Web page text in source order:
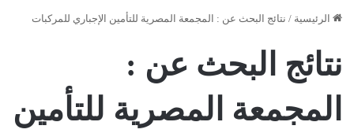
الرئيسية / نتائج البحث عن : المجمعة المصرية للتأمين الإجباري للمركبات
نتائج البحث عن :
المجمعة المصرية للتأمين